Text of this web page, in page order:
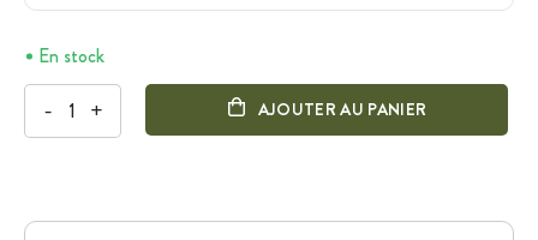
En stock
- + AJOUTER AU PANIER